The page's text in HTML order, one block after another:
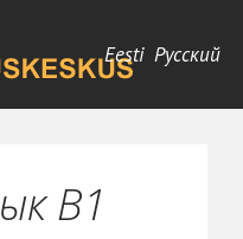
Eesti Русский
В1